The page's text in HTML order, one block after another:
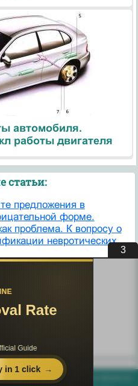
автомобиля.
работы двигателя
статьи:
предложения в
форме.
проблема. К вопросу о
невротических
отсутствует
4-6!!!
Материал сайта представляется
3